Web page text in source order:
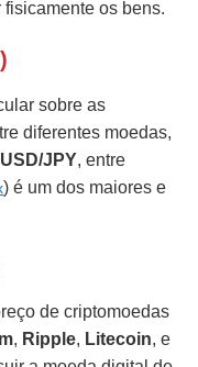
os bens.
sobre as
diferentes moedas,
USD/JPY, entre
) é um dos maiores e
de criptomoedas
, Ripple, Litecoin, e